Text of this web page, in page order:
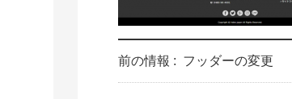
前の情報 : フッダーの変更